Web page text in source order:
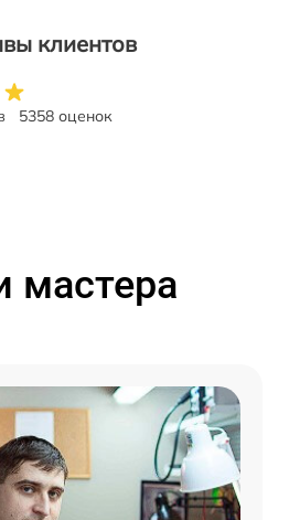
клиентов
5358 оценок
мастера